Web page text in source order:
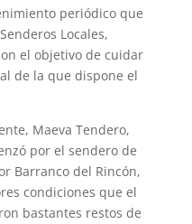
periódico que
Locales,
el objetivo de cuidar
de la que dispone el
Maeva Tendero,
por el sendero de
Barranco del Rincón,
condiciones que el
bastantes restos de